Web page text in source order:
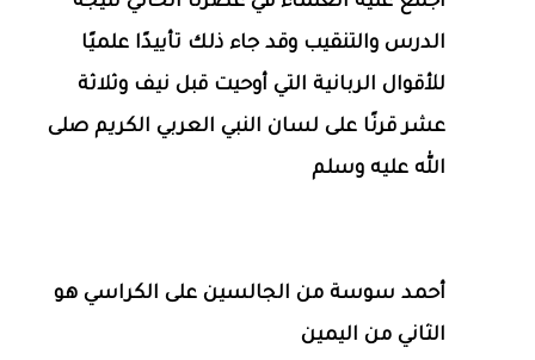
الدرس والتنقيب وقد جاء ذلك تأييدًا علميًا
للأقوال الربانية التي أوحيت قبل نيف وثلاثة
عشر قرنًا على لسان النبي العربي الكريم صلى
الله عليه وسلم
أحمد سوسة من الجالسين على الكراسي هو
الثاني من اليمين